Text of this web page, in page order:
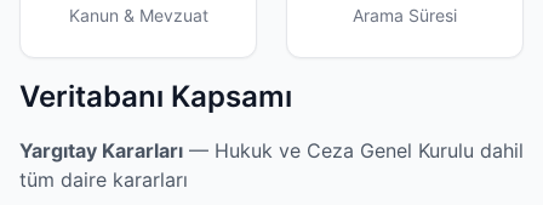
Kanun & Mevzuat Arama Süresi
Veritabanı Kapsamı
Yargıtay Kararları — Hukuk ve Ceza Genel Kurulu dahil
tüm daire kararları